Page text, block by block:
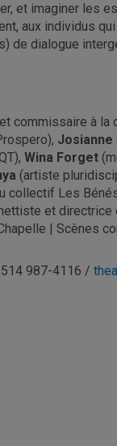
et imaginer les
aux individus
de dialogue
commissaire à la
Josianne
Wina Forget
(artiste
collectif Les
et
| Scènes
987-4116 /